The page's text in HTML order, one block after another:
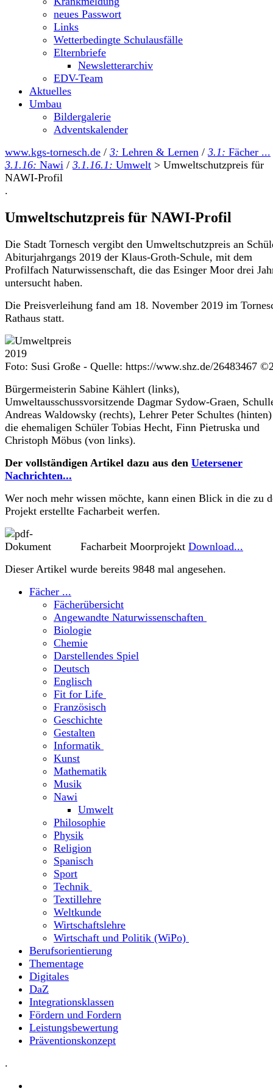
neues Passwort
Links
Wetterbedingte Schulausfälle
Elternbriefe
Newsletterarchiv
EDV-Team
Aktuelles
Umbau
Bildergalerie
Adventskalender
www.kgs-tornesch.de / 3: Lehren & Lernen / 3.1: Fächer ...
3.1.16: Nawi / 3.1.16.1: Umwelt > Umweltschutzpreis für
NAWI-Profil
.
Umweltschutzpreis für NAWI-Profil
Die Stadt Tornesch vergibt den Umweltschutzpreis an
Abiturjahrgangs 2019 der Klaus-Groth-Schule, mit dem
Profilfach Naturwissenschaft, die das Esinger Moor drei
untersucht haben.
Die Preisverleihung fand am 18. November 2019 im
Rathaus statt.
Foto: Susi Große - Quelle: https://www.shz.de/26483467
Bürgermeisterin Sabine Kählert (links),
Umweltausschussvorsitzende Dagmar Sydow-Graen,
Andreas Waldowsky (rechts), Lehrer Peter Schultes
die ehemaligen Schüler Tobias Hecht, Finn Pietruska und
Christoph Möbus (von links).
Der vollständigen Artikel dazu aus den Uetersener
Nachrichten...
Wer noch mehr wissen möchte, kann einen Blick in die zu
Projekt erstellte Facharbeit werfen.
Facharbeit Moorprojekt Download...
Dieser Artikel wurde bereits 9848 mal angesehen.
Fächer ...
Fächerübersicht
Angewandte Naturwissenschaften
Biologie
Chemie
Darstellendes Spiel
Deutsch
Englisch
Fit for Life
Französisch
Geschichte
Gestalten
Informatik
Kunst
Mathematik
Musik
Nawi
Umwelt
Philosophie
Physik
Religion
Spanisch
Sport
Technik
Textillehre
Weltkunde
Wirtschaftslehre
Wirtschaft und Politik (WiPo)
Berufsorientierung
Thementage
Digitales
DaZ
Integrationsklassen
Fördern und Fordern
Leistungsbewertung
Präventionskonzept
.